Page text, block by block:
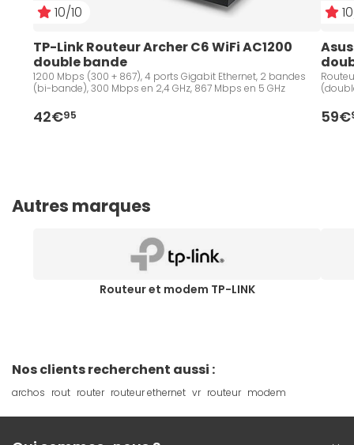
10/10
TP-Link Routeur Archer C6 WiFi AC1200
double bande
1200 Mbps (300 + 867), 4 ports Gigabit Ethernet, 2 bandes
(bi-bande), 300 Mbps en 2,4 GHz, 867 Mbps en 5 GHz
42€95 59€
Autres marques
Routeur et modem TP-LINK
Nos clients recherchent aussi :
archos rout router routeur ethernet vr routeur modem